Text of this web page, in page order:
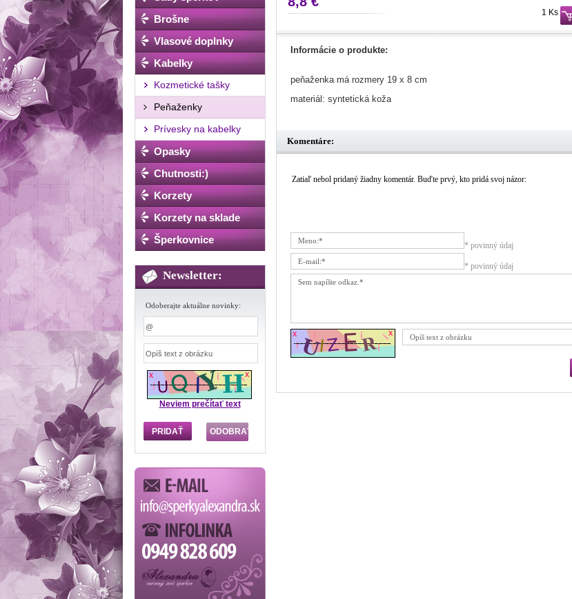
Brošne
Vlasové doplnky
Kabelky
Kozmetické tašky
Peňaženky
Prívesky na kabelky
Opasky
Chutnosti:)
Korzety
Korzety na sklade
Šperkovnice
Newsletter:
Odoberajte aktuálne novinky:
Neviem prečítať text
1 Ks
Informácie o produkte:
peňaženka má rozmery 19 x 8 cm
materiál: syntetická koža
Komentáre:
Zatiaľ nebol pridaný žiadny komentár. Buďte prvý, kto pridá svoj názor:
* povinný údaj
* povinný údaj